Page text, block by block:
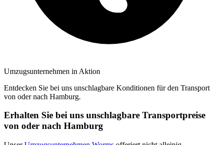
Umzugsunternehmen in Aktion
Entdecken Sie bei uns unschlagbare Konditionen für den Transport
von oder nach Hamburg.
Erhalten Sie bei uns unschlagbare Transportpreise
von oder nach Hamburg